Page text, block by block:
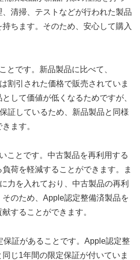
清掃、テストなどが行われた製品
ちます。そのため、安心して購入
とです。新品製品に比べて、
割引された価格で販売されていま
して価値が低くなるためですが、
証しているため、新品製品と同様
ます。
ことです。中古製品を再利用する
荷を軽減することができます。ま
力を入れており、中古製品の再利
のため、Apple認定整備済製品を
することができます。
保証があることです。Apple認定整
じ1年間の限定保証が付いていま